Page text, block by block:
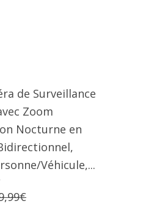
de Surveillance
Zoom
Nocturne en
Véhicule,...